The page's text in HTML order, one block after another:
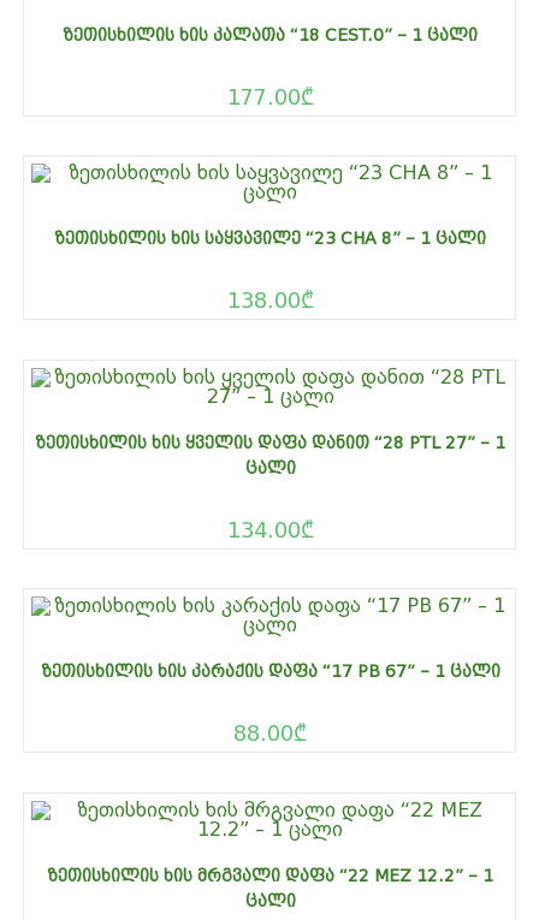
ᲖᲔᲗᲘᲡᲮᲘᲚᲘᲡ ᲮᲘᲡ ᲙᲐᲚᲐᲗᲐ “18 CEST.0” – 1 ᲪᲐᲚᲘ
177.00₾
ᲖᲔᲗᲘᲡᲮᲘᲚᲘᲡ ᲮᲘᲡ ᲡᲐᲧᲕᲐᲕᲘᲚᲔ “23 CHA 8” – 1 ᲪᲐᲚᲘ
138.00₾
ᲖᲔᲗᲘᲡᲮᲘᲚᲘᲡ ᲮᲘᲡ ᲧᲕᲔᲚᲘᲡ ᲓᲐᲤᲐ ᲓᲐᲜᲘᲗ “28 PTL 27” – 1
ᲪᲐᲚᲘ
134.00₾
ᲖᲔᲗᲘᲡᲮᲘᲚᲘᲡ ᲮᲘᲡ ᲙᲐᲠᲐᲥᲘᲡ ᲓᲐᲤᲐ “17 PB 67” – 1 ᲪᲐᲚᲘ
88.00₾
ᲖᲔᲗᲘᲡᲮᲘᲚᲘᲡ ᲮᲘᲡ ᲛᲠᲒᲕᲐᲚᲘ ᲓᲐᲤᲐ “22 MEZ 12.2” – 1
ᲪᲐᲚᲘ